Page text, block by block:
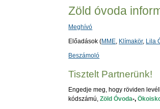
Zöld óvoda
Meghívó
Előadások (MME, Klímakör, Lila
Beszámoló
Tisztelt Partnerünk!
Engedje meg, hogy röviden
kódszámú,Zöld Óvoda-,